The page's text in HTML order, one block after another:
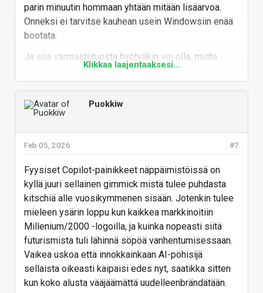
parin minuutin hommaan yhtään mitään lisäarvoa.
Onneksi ei tarvitse kauhean usein Windowsiin enää
bootata.
Ja siis varmasti tuosta hyötyäkin voi olla, mutta
käyttäjän pitäisi itse saada valita, koska sitä haluaa
käyttää. Ei niin, että se moderni klemmari piipittää
jatkuvasti ympäri ruutua arvauksineen, että mitä
mahdollisesti haluaisin tehdä.
Vastaa
Klikkaa laajentaaksesi...
Puokkiw
#7
Feb 05, 2026
Fyysiset Copilot-painikkeet näppäimistöissä on
kyllä juuri sellainen gimmick mistä tulee puhdasta
kitschiä alle vuosikymmenen sisään. Jotenkin tulee
mieleen ysärin loppu kun kaikkea markkinoitiin
Millenium/2000 -logoilla, ja kuinka nopeasti siitä
futurismista tuli lähinnä söpöä vanhentumisessaan.
Vaikea uskoa että innokkainkaan AI-pöhisijä
sellaista oikeasti kaipaisi edes nyt, saatikka sitten
kun koko alusta vääjäämättä uudelleenbrändätään.